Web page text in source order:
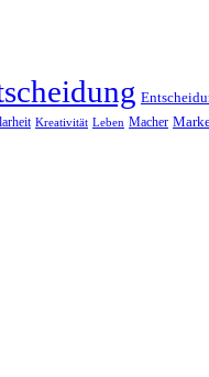
Kreativität Leben Macher